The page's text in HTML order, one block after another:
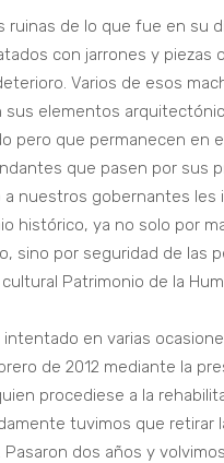
ruinas de lo que fue en su
con jarrones y piezas
Varios de esos
elementos
pero que permanecen en
que pasen por sus
nuestros gobernantes
histórico, ya no solo por
sino por seguridad de las
Patrimonio de la
en varias
de 2012 mediante la
procediese a la
tuvimos que retirar
dos años y